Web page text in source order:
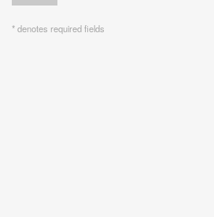
* denotes required fields